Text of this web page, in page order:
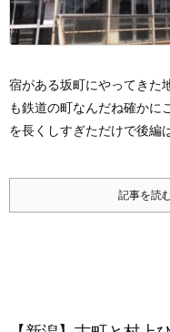
宿がある坂町にやってきた
も鉄道の町なんだね確かに
を長くしすぎただけで後編
記事を読